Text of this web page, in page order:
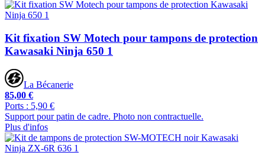
Kit fixation SW Motech pour tampons de protection
Kawasaki Ninja 650 1
La Bécanerie
85,00 €
Ports : 5,90 €
Support pour patin de cadre. Photo non contractuelle.
Plus d'infos